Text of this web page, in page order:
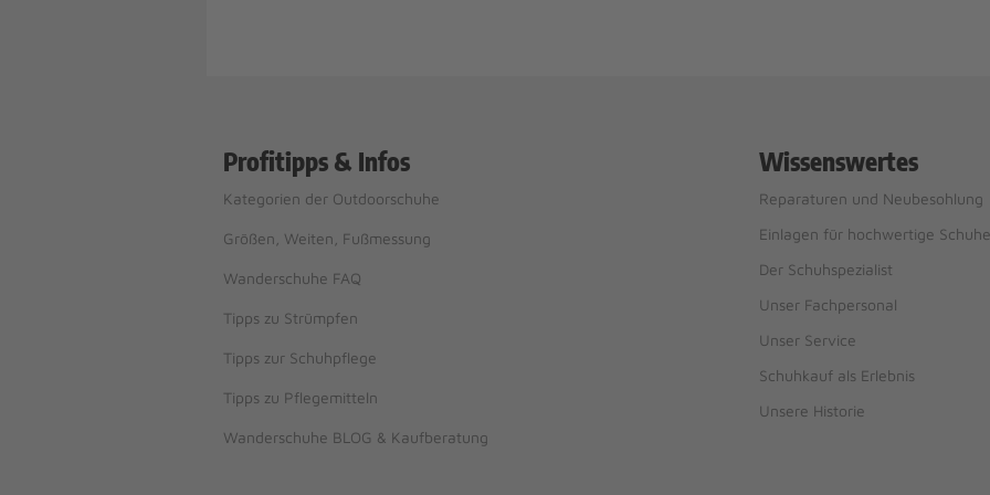
Profitipps & Infos
Kategorien der Outdoorschuhe
Größen, Weiten, Fußmessung
Wanderschuhe FAQ
Tipps zu Strümpfen
Tipps zur Schuhpflege
Tipps zu Pflegemitteln
Wanderschuhe BLOG & Kaufberatung
Wissenswertes
Reparaturen und Neubesohlung
Einlagen für hochwertige Schuhe
Der Schuhspezialist
Unser Fachpersonal
Unser Service
Schuhkauf als Erlebnis
Unsere Historie